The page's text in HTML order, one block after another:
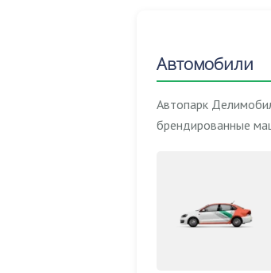
Автомобили
Автопарк
брендированные